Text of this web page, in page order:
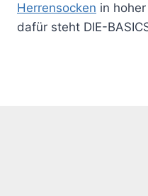
Herrensocken in
dafür steht DIE-